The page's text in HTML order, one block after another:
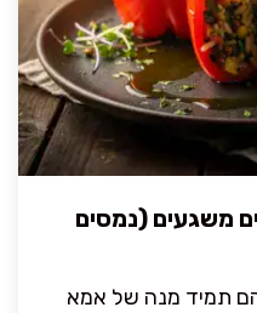
משגעים (נמסים
תמיד מנה של אמא